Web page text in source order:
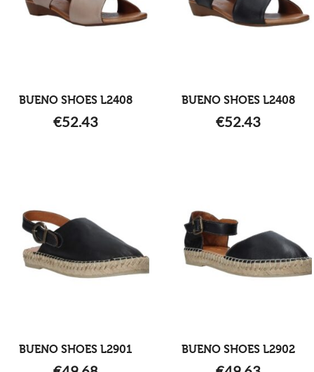
BUENO SHOES L2408
€52.43
BUENO SHOES L2408
€52.43
BUENO SHOES L2901 BUENO SHOES L2902